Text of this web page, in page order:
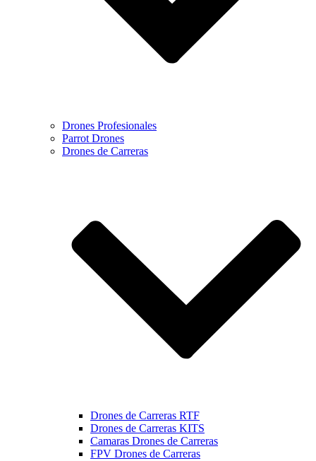
Drones Profesionales
Parrot Drones
Drones de Carreras
Drones de Carreras RTF
Drones de Carreras KITS
Camaras Drones de Carreras
FPV Drones de Carreras